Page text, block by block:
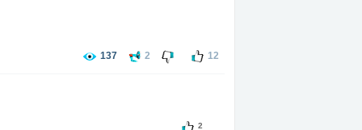
испытать жизнь полностью.
137 2 12
2